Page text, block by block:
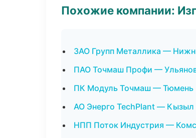
Похожие компании:
ЗАО Групп Металлика —
ПАО Точмаш Профи —
ПК Модуль Точмаш — Тюмень
АО Энерго TechPlant — Кызыл
НПП Поток Индустрия —